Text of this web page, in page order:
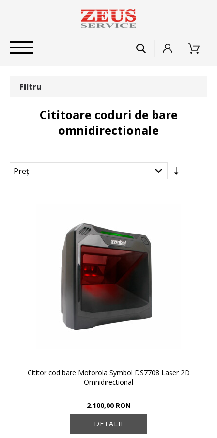
Filtru
Cititoare coduri de bare
omnidirectionale
Cititor cod bare Motorola Symbol DS7708 Laser 2D
Omnidirectional
2.100,00 RON
DETALII